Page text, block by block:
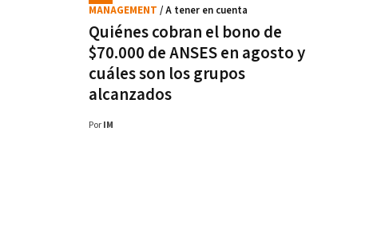
Quiénes cobran el bono de
$70.000 de ANSES en agosto y
cuáles son los grupos
alcanzados
MANAGEMENT / A tener en cuenta
Por IM